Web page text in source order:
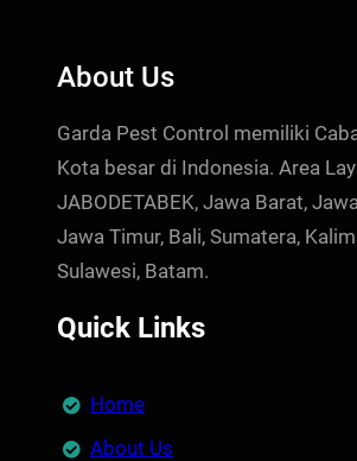
About Us
Garda Pest Control memiliki
Kota besar di Indonesia. Area
JABODETABEK, Jawa Barat,
Jawa Timur, Bali, Sumatera,
Sulawesi, Batam.
Quick Links
Home
About Us